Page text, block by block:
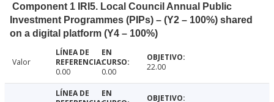
Component 1 IRI5. Local Council Annual Public
Investment Programmes (PIPs) – (Y2 – 100%) shared
on a digital platform (Y4 – 100%)
Valor
0.00
0.00 22.00